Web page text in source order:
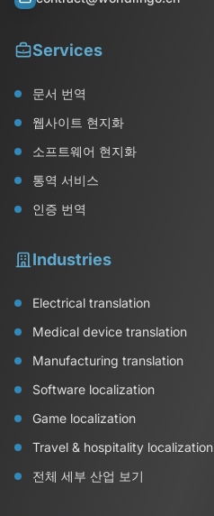
Services
문서 번역
웹사이트 현지화
소프트웨어 현지화
통역 서비스
인증 번역
Industries
Electrical translation
Medical device translation
Manufacturing translation
Software localization
Game localization
Travel & hospitality localization
전체 세부 산업 보기